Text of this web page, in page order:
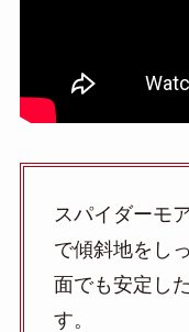
スパイダーモ
で傾斜地をし
面でも安定し
す。